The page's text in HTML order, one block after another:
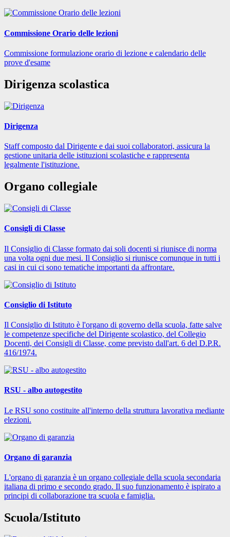
Commissione Orario delle lezioni
Commissione formulazione orario di lezione e calendario delle
prove d'esame
Dirigenza scolastica
Dirigenza
Staff composto dal Dirigente e dai suoi collaboratori, assicura la
gestione unitaria delle istituzioni scolastiche e rappresenta
legalmente l'istituzione.
Organo collegiale
Consigli di Classe
Il Consiglio di Classe formato dai soli docenti si riunisce di norma
una volta ogni due mesi. Il Consiglio si riunisce comunque in tutti i
casi in cui ci sono tematiche importanti da affrontare.
Consiglio di Istituto
Il Consiglio di Istituto è l'organo di governo della scuola, fatte salve
le competenze specifiche del Dirigente scolastico, del Collegio
Docenti, dei Consigli di Classe, come previsto dall'art. 6 del D.P.R.
416/1974.
RSU - albo autogestito
Le RSU sono costituite all'interno della struttura lavorativa mediante
elezioni.
Organo di garanzia
L'organo di garanzia è un organo collegiale della scuola secondaria
italiana di primo e secondo grado. Il suo funzionamento è ispirato a
principi di collaborazione tra scuola e famiglia.
Scuola/Istituto